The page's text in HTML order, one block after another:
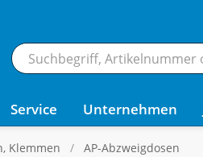
Service Unternehmen
Klemmen AP-Abzweigdosen